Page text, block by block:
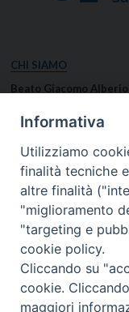
CHI SIAMO
Beato Giacomo
Venerabile Tecla Merlo
Missione Paolina
Luoghi delle Origini
Governo Generale
Famiglia Paolina
I NOSTRI
Informativa
Utilizziamo
finalità tecniche
altre finalità
"miglioramento
"targeting e
cookie policy.
Cliccando su
cookie.
maggiori